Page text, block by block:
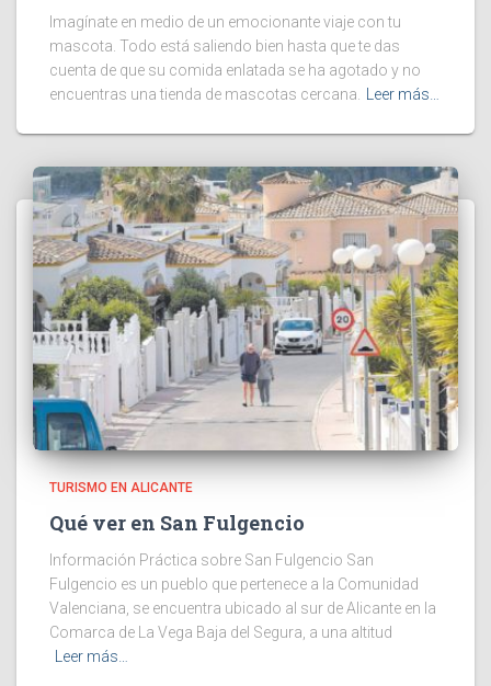
Imagínate en medio de un emocionante viaje con tu
mascota. Todo está saliendo bien hasta que te das
cuenta de que su comida enlatada se ha agotado y no
encuentras una tienda de mascotas cercana. Leer más…
TURISMO EN ALICANTE
Qué ver en San Fulgencio
Información Práctica sobre San Fulgencio San
Fulgencio es un pueblo que pertenece a la Comunidad
Valenciana, se encuentra ubicado al sur de Alicante en la
Comarca de La Vega Baja del Segura, a una altitud
Leer más…